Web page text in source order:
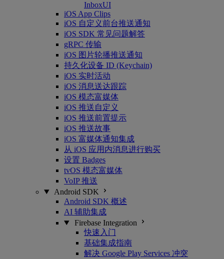
InboxUI
iOS App Clips
iOS 自定义前台推送通知
iOS SDK 常见问题解答
gRPC 传输
iOS 图片轮播推送通知
持久化设备 ID (Keychain)
iOS 实时活动
iOS 消息送达跟踪
iOS 模态富媒体
iOS 推送自定义
iOS 推送前置提示
iOS 推送故事
iOS 富媒体通知集成
从 iOS 应用内消息进行购买
设置 Badges
tvOS 模态富媒体
VoIP 推送
Android SDK
Android SDK 概述
AI 辅助集成
Firebase Integration
快速入门
基础集成指南
解决 Google Play Services 冲突